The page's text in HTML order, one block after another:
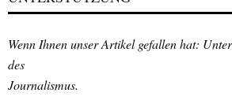
Wenn Ihnen unser Artikel gefallen hat:
des
Journalismus.